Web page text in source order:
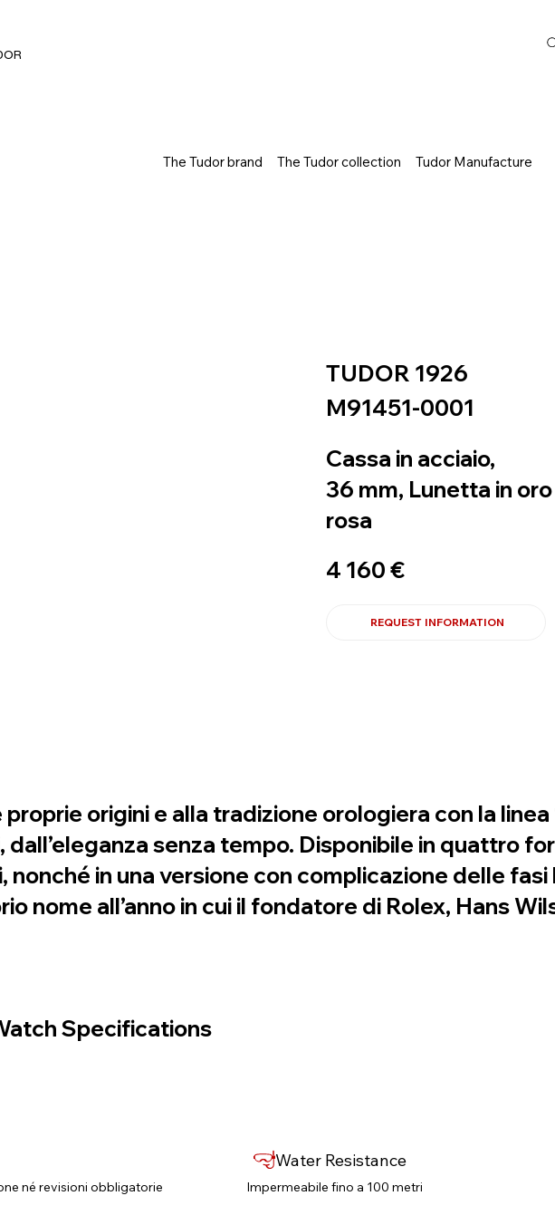
The Tudor brand The Tudor collection Tudor Manufacture
TUDOR 1926
M91451-0001
Cassa in acciaio,
36 mm, Lunetta in oro
rosa
4 160 €
REQUEST INFORMATION
origini e alla tradizione orologiera con la
senza tempo. Disponibile in quattro
nonché in una versione con complicazione delle fasi
nome all’anno in cui il fondatore di Rolex, Hans
Specifications
né revisioni obbligatorie​
Water Resistance
Impermeabile fino a 100 metri